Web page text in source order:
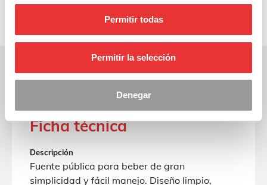
Permitir todas
Permitir la selección
Denegar
de Valencia y área […]
Ficha técnica
Descripción
Fuente pública para beber de gran
simplicidad y fácil manejo. Diseño limpio,